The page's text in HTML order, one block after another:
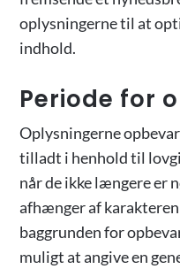
oplysningerne til at
indhold.
Periode for
Oplysningerne
tilladt i henhold til
når de ikke længere er
afhænger af
baggrunden for
muligt at angive en